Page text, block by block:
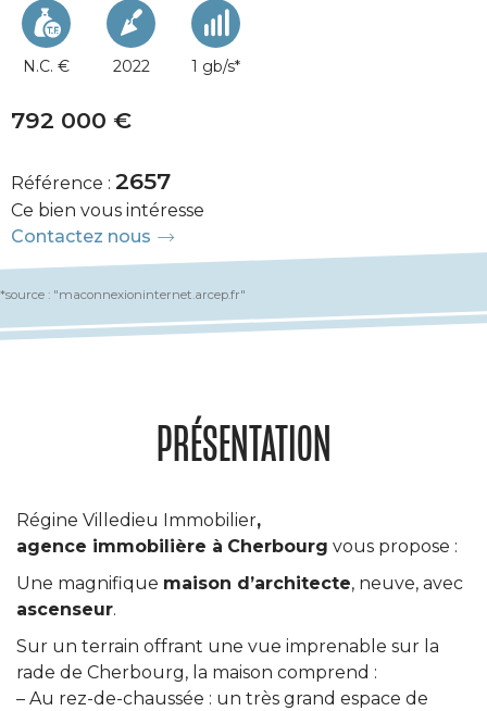
N.C. € 2022 1 gb/s*
792 000 €
Référence : 2657
Ce bien vous intéresse
Contactez nous
*source : "maconnexioninternet.arcep.fr"
PRÉSENTATION
Régine Villedieu Immobilier,
agence immobilière à Cherbourg vous propose :
Une magnifique maison d’architecte, neuve, avec
ascenseur.
Sur un terrain offrant une vue imprenable sur la
rade de Cherbourg, la maison comprend :
– Au rez-de-chaussée : un très grand espace de